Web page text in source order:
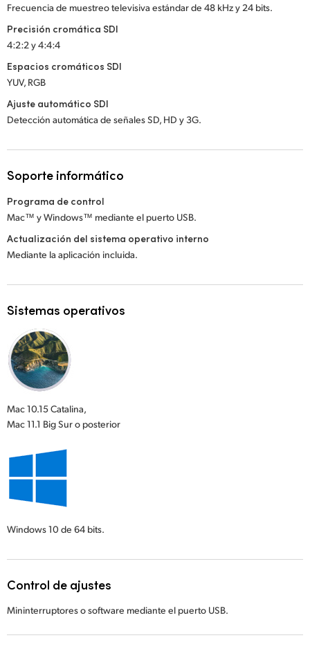
Frecuencia de muestreo televisiva estándar de 48 kHz y 24 bits.
Precisión cromática SDI
4:2:2 y 4:4:4
Espacios cromáticos SDI
YUV, RGB
Ajuste automático SDI
Detección automática de señales SD, HD y 3G.
Soporte informático
Programa de control
Mac™ y Windows™ mediante el puerto USB.
Actualización del sistema operativo interno
Mediante la aplicación incluida.
Sistemas operativos
Mac 10.15 Catalina,
Mac 11.1 Big Sur o posterior
Windows 10 de 64 bits.
Control de ajustes
Mininterruptores o software mediante el puerto USB.